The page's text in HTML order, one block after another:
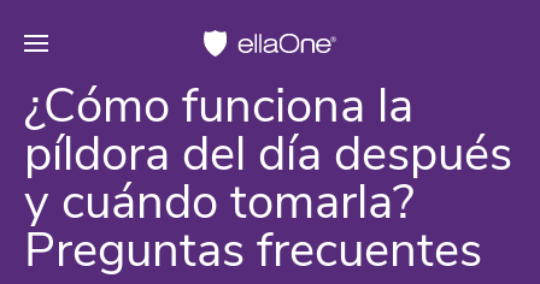
¿Cómo funciona la
píldora del día después
y cuándo tomarla?
Preguntas frecuentes